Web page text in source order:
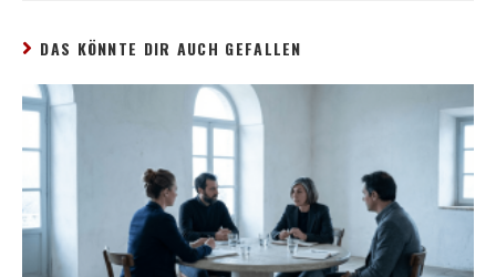
DAS KÖNNTE DIR AUCH GEFALLEN